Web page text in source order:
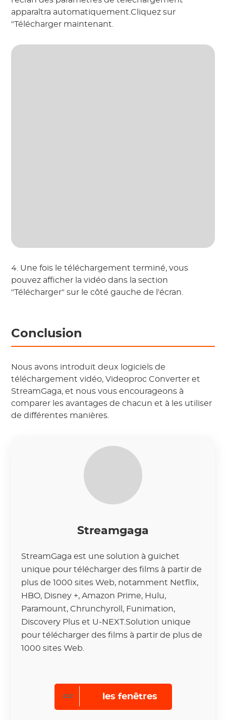
apparaîtra automatiquement.Cliquez sur
"Télécharger maintenant.
4. Une fois le téléchargement terminé, vous
pouvez afficher la vidéo dans la section
"Télécharger" sur le côté gauche de l'écran.
Conclusion
Nous avons introduit deux logiciels de
téléchargement vidéo, Videoproc Converter et
StreamGaga, et nous vous encourageons à
comparer les avantages de chacun et à les utiliser
de différentes manières.
Streamgaga
StreamGaga est une solution à guichet
unique pour télécharger des films à partir de
plus de 1000 sites Web, notamment Netflix,
HBO, Disney +, Amazon Prime, Hulu,
Paramount, Chrunchyroll, Funimation,
Discovery Plus et U-NEXT.Solution unique
pour télécharger des films à partir de plus de
1000 sites Web.
== les fenêtres